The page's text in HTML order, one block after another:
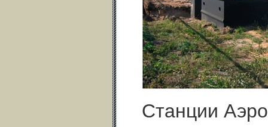
Станции